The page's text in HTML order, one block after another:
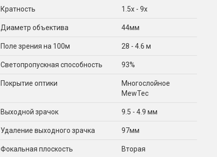
Кратность 1.5x - 9x
Диаметр объектива 44мм
Поле зрения на 100м 28 - 4.6 м
Светопропускная способность 93%
Покрытие оптики
Многослойное
MewTec
Выходной зрачок 9.5 - 4.9 мм
Удаление выходного зрачка 97мм
Фокальная плоскость Вторая